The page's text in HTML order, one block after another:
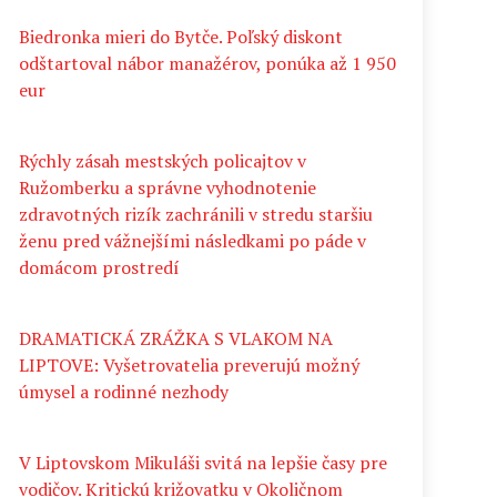
Biedronka mieri do Bytče. Poľský diskont
odštartoval nábor manažérov, ponúka až 1 950
eur
Rýchly zásah mestských policajtov v
Ružomberku a správne vyhodnotenie
zdravotných rizík zachránili v stredu staršiu
ženu pred vážnejšími následkami po páde v
domácom prostredí
DRAMATICKÁ ZRÁŽKA S VLAKOM NA
LIPTOVE: Vyšetrovatelia preverujú možný
úmysel a rodinné nezhody
V Liptovskom Mikuláši svitá na lepšie časy pre
vodičov. Kritickú križovatku v Okoličnom